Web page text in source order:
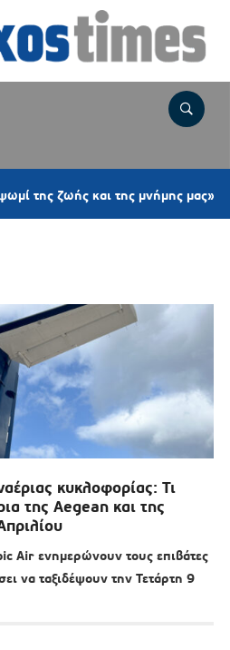
ζωής και της μνήμης μας»
κυκλοφορίας: Τι
της Aegean και της
Air ενημερώνουν τους επιβάτες
να ταξιδέψουν την Τετάρτη 9